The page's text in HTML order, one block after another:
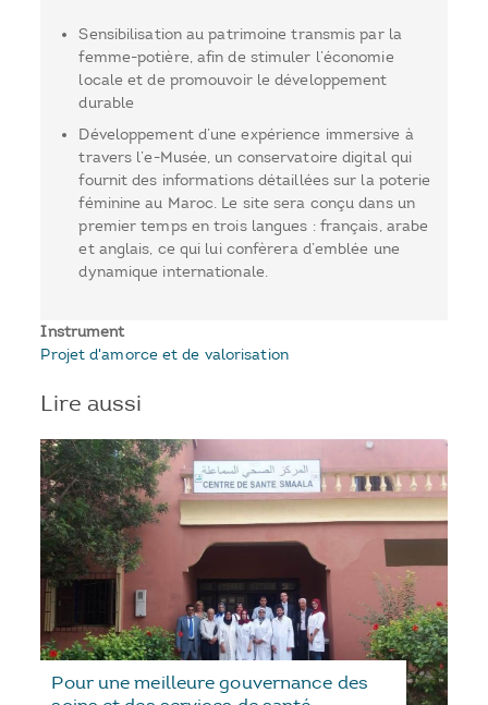
Sensibilisation au patrimoine transmis par la
femme-potière, afin de stimuler l’économie
locale et de promouvoir le développement
durable
Développement d’une expérience immersive à
travers l’e-Musée, un conservatoire digital qui
fournit des informations détaillées sur la poterie
féminine au Maroc. Le site sera conçu dans un
premier temps en trois langues : français, arabe
et anglais, ce qui lui confèrera d’emblée une
dynamique internationale.
Instrument
Projet d'amorce et de valorisation
Lire aussi
Pour une meilleure gouvernance des